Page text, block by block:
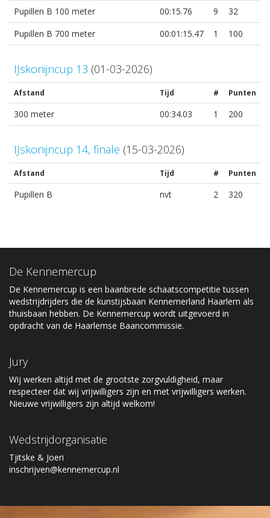
Pupillen B 100 meter 00:15.76 9
32
Pupillen B 700 meter
00:01:15.47 1 100
IJskonijncup 13 (01-03-2026)
Afstand Tijd # Punten
300 meter 00:34.03 1 200
IJskonijncup 14, finale (15-03-2026)
Afstand Tijd # Punten
Pupillen B nvt 2 320
De Kennemercup
De Kennemercup is een baanbrede schaatscompetitie tussen
wedstrijdrijders die de kunstijsbaan Kennemerland Haarlem als
thuisbaan hebben. De Kennemercup wordt uitgevoerd in
opdracht van de Haarlemse Baancommissie.
Jury
Wij werken altijd met de grootste zorgvuldigheid, maar
respecteer dat wij vrijwilligers zijn en met vrijwilligers werken.
Nieuwe vrijwilligers zijn altijd welkom!
Wedstrijdorganisatie
Tjitske & Joeri
inschrijven@kennemercup.nl